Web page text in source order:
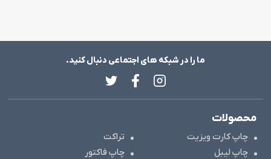
ما را در شبکه های اجتماعی دنبال کنید.
محصولات
چاپ کارت ویزیت
تراکت
چاپ لیبل
چاپ فاکتور